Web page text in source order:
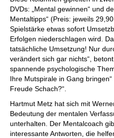
DVDs: „Mental gewinnen“ und
Mentaltipps“ (Preis: jeweils
Spielstärke etwas sofort
Erfolgen niederschlagen wird.
tatsächliche Umsetzung! Nur
verändert sich gar nichts“,
spannende psychologische
Ihre Mutspirale in Gang
Freude Schach?“.
Hartmut Metz hat sich mit
Bedeutung der mentalen
unterhalten. Der Mentalcoach
interessante Antworten, die